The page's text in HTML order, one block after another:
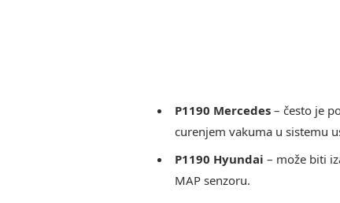
P1190 Mercedes– često je
curenjem vakuma u sistemu
P1190 Hyundai – može biti
MAP senzoru.